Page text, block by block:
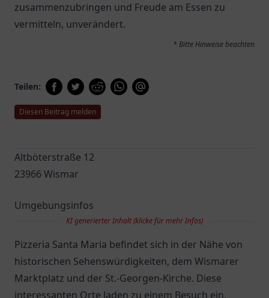
zusammenzubringen und Freude am Essen zu
vermitteln, unverändert.
* Bitte Hinweise beachten
Teilen:
Diesen Beitrag melden
Altböterstraße 12
23966 Wismar
Umgebungsinfos
KI generierter Inhalt (klicke für mehr Infos)
Pizzeria Santa Maria befindet sich in der Nähe von
historischen Sehenswürdigkeiten, dem Wismarer
Marktplatz und der St.-Georgen-Kirche. Diese
interessanten Orte laden zu einem Besuch ein.